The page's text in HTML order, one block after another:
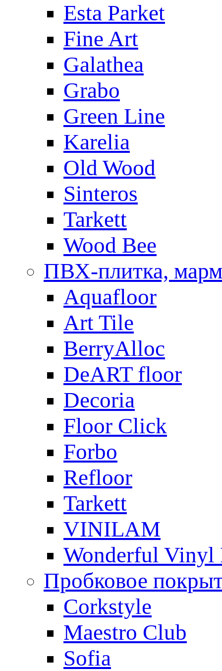
Esta Parket
Fine Art
Galathea
Grabo
Green Line
Karelia
Old Wood
Sinteros
Tarkett
Wood Bee
ПВХ-плитка,
Aquafloor
Art Tile
BerryAlloc
DeART floor
Decoria
Floor Click
Forbo
Refloor
Tarkett
VINILAM
Wonderful Vinyl
Пробковое
Corkstyle
Maestro Club
Sofia